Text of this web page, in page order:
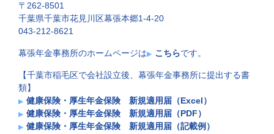
〒262-8501
千葉県千葉市花見川区幕張本郷1-4-20
043-212-8621
幕張年金事務所のホームページは こちらです。
【千葉市稲毛区で会社設立後、幕張年金事務所に提出する書
類】
健康保険・厚生年金保険 新規適用届（Excel）
健康保険・厚生年金保険 新規適用届（PDF）
健康保険・厚生年金保険 新規適用届（記載例）